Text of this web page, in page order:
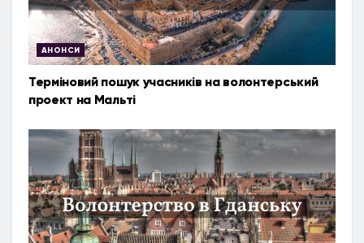
АНОНСИ
Терміновий пошук учасників на волонтерський
проект на Мальті